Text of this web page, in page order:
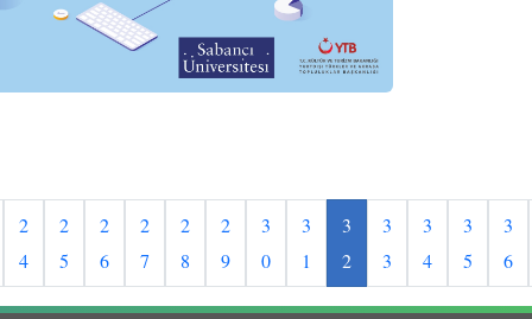
2
4
2
5
2
6
2
7
2
8
2
9
3
0
3
1
3
2
3
3
3
4
3
5
3
6